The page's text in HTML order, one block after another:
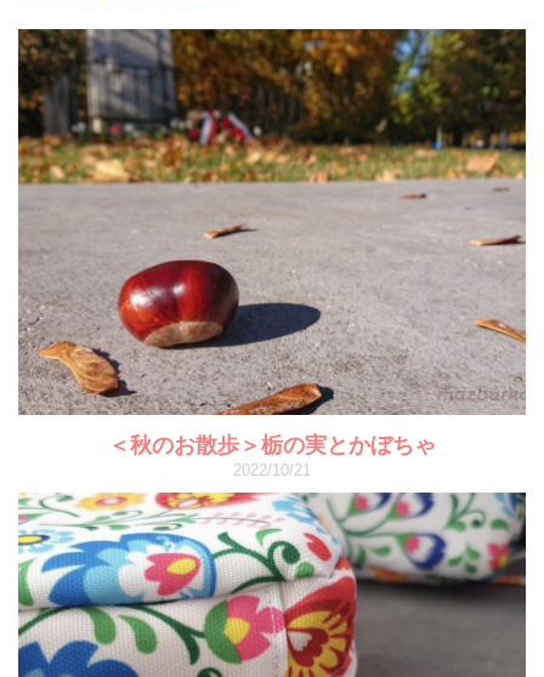
＜秋のお散歩＞栃の実とかぼちゃ
2022/10/21